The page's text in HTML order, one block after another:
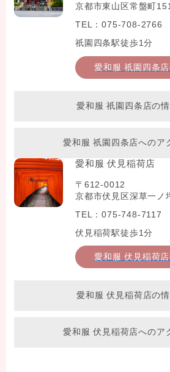
京都市東山区常盤町
TEL：075-708-2766
祇園四条駅徒歩1分
愛和服 祇園四条
愛和服 祇園四条店の
愛和服 祇園四条店へのア
愛和服 伏見稲荷店
〒612-0012
京都市伏見区深草一ノ
TEL：075-748-7117
伏見稲荷駅徒歩1分
愛和服 伏見稲荷
愛和服 伏見稲荷店の
愛和服 伏見稲荷店へのア